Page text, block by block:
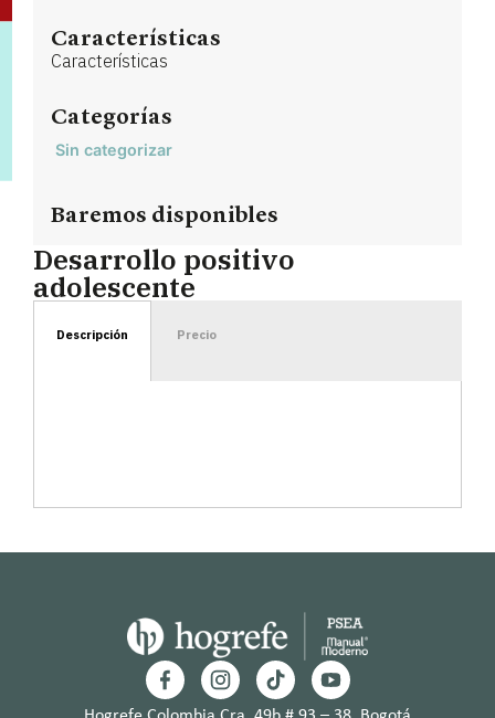
Características
Características
Categorías
Sin categorizar
Baremos disponibles
Desarrollo positivo
adolescente
Descripción Precio